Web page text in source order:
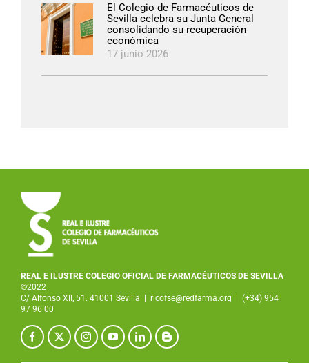
El Colegio de Farmacéuticos de
Sevilla celebra su Junta General
consolidando su recuperación
económica
17 junio 2026
REAL E ILUSTRE COLEGIO OFICIAL DE FARMACÉUTICOS DE SEVILLA
©2022
C/ Alfonso XII, 51. 41001 Sevilla | ricofse@redfarma.org | (+34) 954
97 96 00